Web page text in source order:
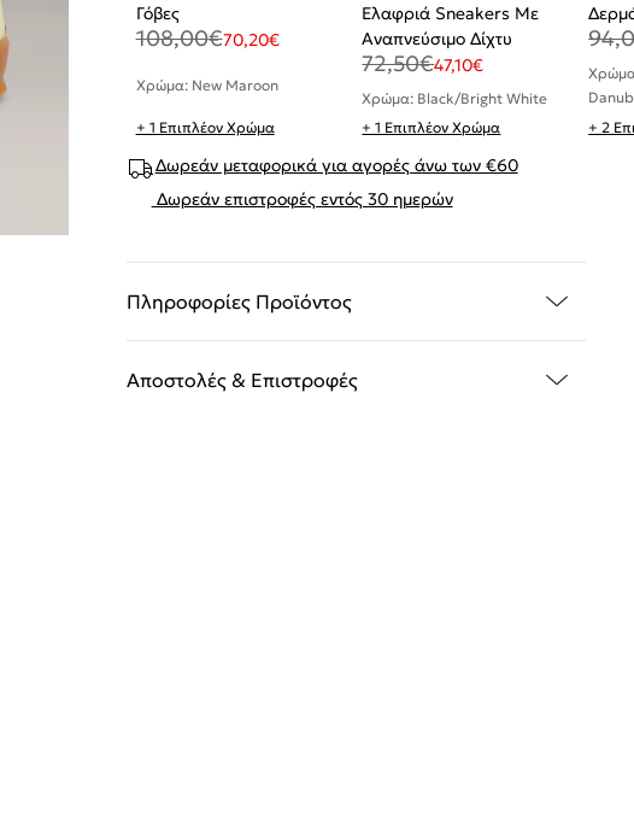
Γόβες
108,00€70,20€
Χρώμα: New Maroon
+ 1 Επιπλέον Χρώμα
Ελαφριά Sneakers Με
Αναπνεύσιμο Δίχτυ
72,50€47,10€
Χρώμα: Black/Bright White
+ 1 Επιπλέον Χρώμα
+ 2
Δωρεάν μεταφορικά για αγορές άνω των €60
Δωρεάν επιστροφές εντός 30 ημερών
Πληροφορίες Προϊόντος
Αποστολές & Επιστροφές